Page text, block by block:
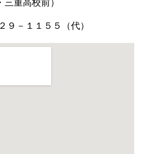
三重高校前）
－１１５５（代）